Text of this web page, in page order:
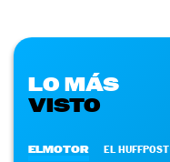
LO MÁS
VISTO
ELMOTOR EL HUFFPOST